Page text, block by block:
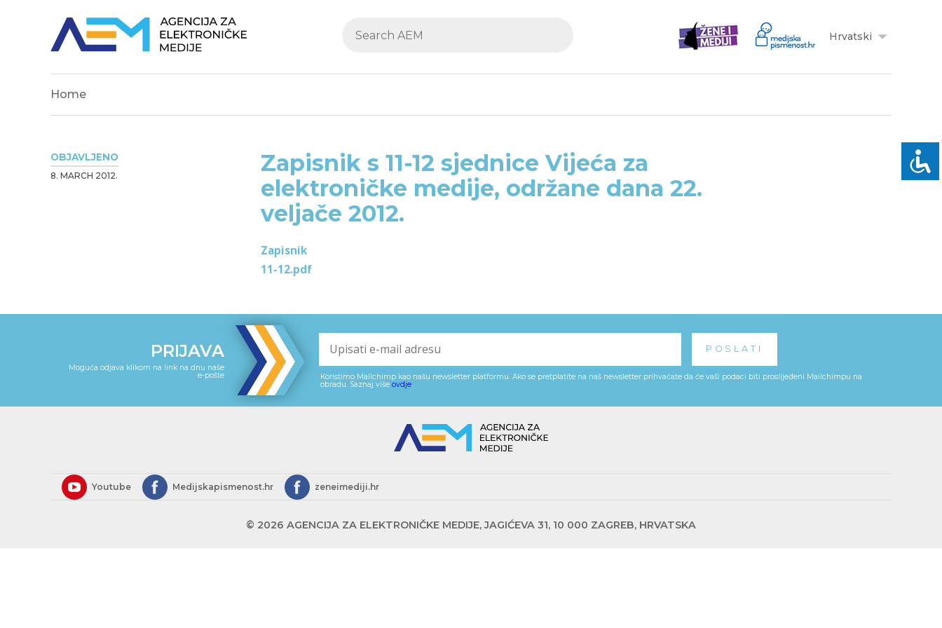
Hrvatski
Home
OBJAVLJENO
8. MARCH 2012.
Zapisnik s 11-12 sjednice Vijeća za
elektroničke medije, održane dana 22.
veljače 2012.
Zapisnik
11-12.pdf
PRIJAVA
Moguća odjava klikom na link na dnu naše
e-pošte
Koristimo Mailchimp kao našu newsletter platformu. Ako se pretplatite na naš newsletter prihvaćate da će vaši podaci biti proslijeđeni Mailchimpu na
obradu. Saznaj više ovdje.
Youtube Medijskapismenost.hr zeneimediji.hr
© 2026 AGENCIJA ZA ELEKTRONIČKE MEDIJE, JAGIĆEVA 31, 10 000 ZAGREB, HRVATSKA